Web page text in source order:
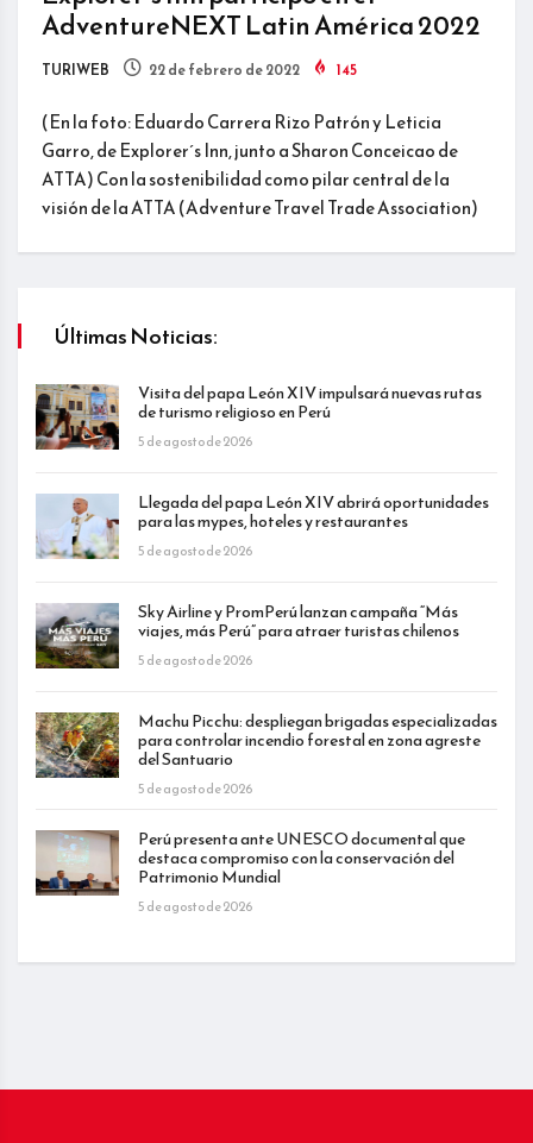
AdventureNEXT Latin América 2022
TURIWEB 22 de febrero de 2022 145
(En la foto: Eduardo Carrera Rizo Patrón y Leticia
Garro, de Explorer´s Inn, junto a Sharon Conceicao de
ATTA) Con la sostenibilidad como pilar central de la
visión de la ATTA (Adventure Travel Trade Association)
Últimas Noticias:
Visita del papa León XIV impulsará nuevas rutas
de turismo religioso en Perú
5 de agosto de 2026
Llegada del papa León XIV abrirá oportunidades
para las mypes, hoteles y restaurantes
5 de agosto de 2026
Sky Airline y PromPerú lanzan campaña “Más
viajes, más Perú” para atraer turistas chilenos
5 de agosto de 2026
Machu Picchu: despliegan brigadas especializadas
para controlar incendio forestal en zona agreste
del Santuario
5 de agosto de 2026
Perú presenta ante UNESCO documental que
destaca compromiso con la conservación del
Patrimonio Mundial
5 de agosto de 2026